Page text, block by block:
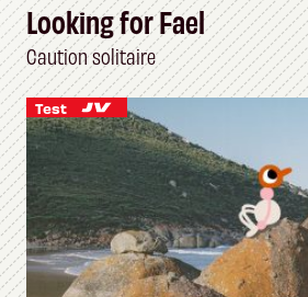
Looking for Fael
Caution solitaire
Test